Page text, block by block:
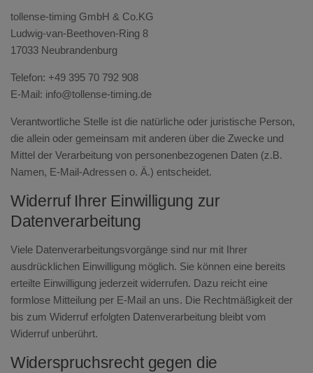
tollense-timing GmbH & Co.KG
Ludwig-van-Beethoven-Ring 8
17033 Neubrandenburg
Telefon: +49 395 70 792 908
E-Mail: info@tollense-timing.de
Verantwortliche Stelle ist die natürliche oder juristische Person,
die allein oder gemeinsam mit anderen über die Zwecke und
Mittel der Verarbeitung von personenbezogenen Daten (z.B.
Namen, E-Mail-Adressen o. Ä.) entscheidet.
Widerruf Ihrer Einwilligung zur
Datenverarbeitung
Viele Datenverarbeitungsvorgänge sind nur mit Ihrer
ausdrücklichen Einwilligung möglich. Sie können eine bereits
erteilte Einwilligung jederzeit widerrufen. Dazu reicht eine
formlose Mitteilung per E-Mail an uns. Die Rechtmäßigkeit der
bis zum Widerruf erfolgten Datenverarbeitung bleibt vom
Widerruf unberührt.
Widerspruchsrecht gegen die